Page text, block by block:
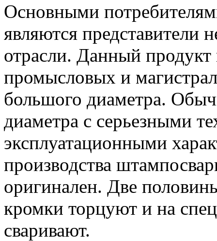
Основными
являются представители
отрасли. Данный продукт
промысловых и
большого диаметра.
диаметра с серьезными
эксплуатационными
производства
оригинален. Две
кромки торцуют и на
сваривают.